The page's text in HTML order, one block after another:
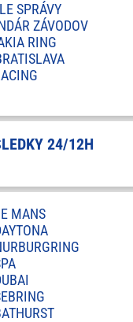
SPRÁVY
ZÁVODOV
RING
24/12H
MANS